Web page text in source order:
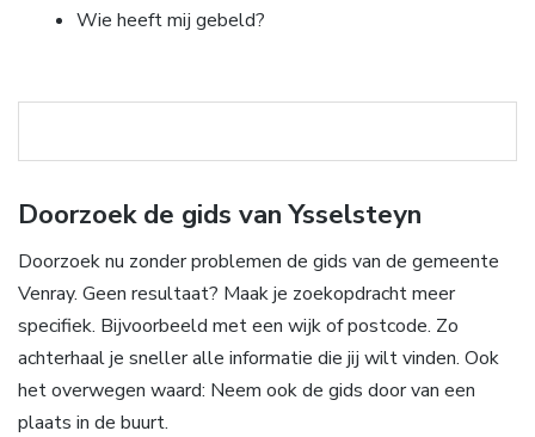
Wie heeft mij gebeld?
Doorzoek de gids van Ysselsteyn
Doorzoek nu zonder problemen de gids van de gemeente
Venray. Geen resultaat? Maak je zoekopdracht meer
specifiek. Bijvoorbeeld met een wijk of postcode. Zo
achterhaal je sneller alle informatie die jij wilt vinden. Ook
het overwegen waard: Neem ook de gids door van een
plaats in de buurt.